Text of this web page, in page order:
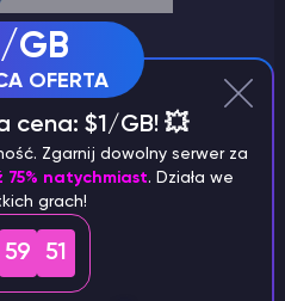
folderu wymaganej
GB
OFERTA
cena: $1/GB! 💥
Zgarnij dowolny serwer za
75% natychmiast. Działa we
grach!
59 51